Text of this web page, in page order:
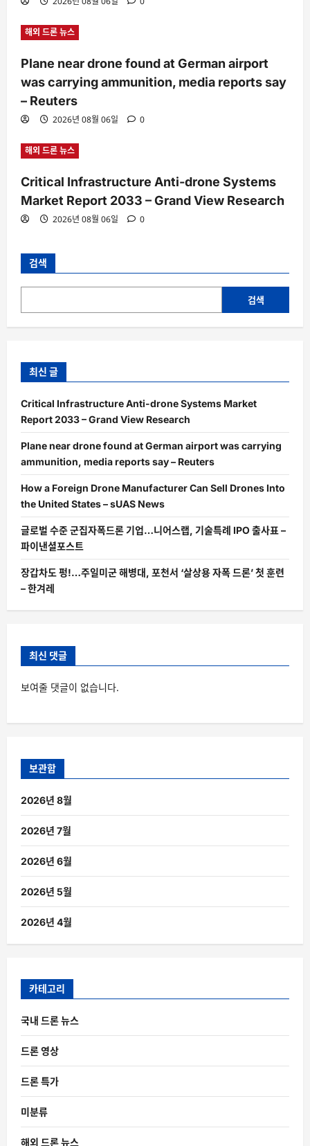
해외 드론 뉴스
Plane near drone found at German airport
was carrying ammunition, media reports say
– Reuters
2026년 08월 06일 0
해외 드론 뉴스
Critical Infrastructure Anti-drone Systems
Market Report 2033 – Grand View Research
2026년 08월 06일 0
검색
검색
최신 글
Critical Infrastructure Anti-drone Systems Market
Report 2033 – Grand View Research
Plane near drone found at German airport was carrying
ammunition, media reports say – Reuters
How a Foreign Drone Manufacturer Can Sell Drones Into
the United States – sUAS News
글로벌 수준 군집자폭드론 기업…니어스랩, 기술특례 IPO 출사표 –
파이낸셜포스트
장갑차도 펑!…주일미군 해병대, 포천서 ‘살상용 자폭 드론’ 첫 훈련
– 한겨레
최신 댓글
보여줄 댓글이 없습니다.
보관함
2026년 8월
2026년 7월
2026년 6월
2026년 5월
2026년 4월
카테고리
국내 드론 뉴스
드론 영상
드론 특가
미분류
해외 드론 뉴스